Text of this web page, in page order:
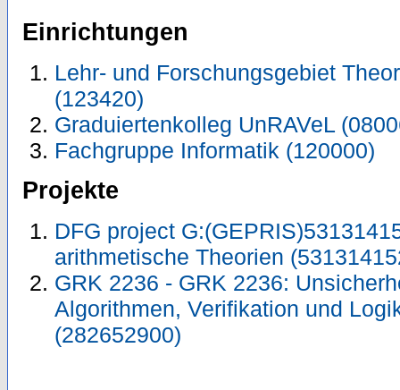
Einrichtungen
Lehr- und Forschungsgebiet
(123420)
Graduiertenkolleg UnRAVeL
Fachgruppe Informatik (120000)
Projekte
DFG project
arithmetische Theorien
GRK 2236 - GRK 2236:
Algorithmen, Verifikation und
(282652900)